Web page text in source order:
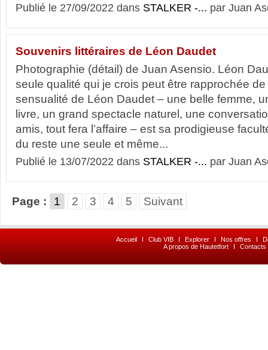
Publié le 27/09/2022 dans STALKER -... par Juan
Souvenirs littéraires de Léon Daudet
Photographie (détail) de Juan Asensio. Léon
seule qualité qui je crois peut être rapprochée
sensualité de Léon Daudet – une belle femme,
livre, un grand spectacle naturel, une
amis, tout fera l’affaire – est sa prodigieuse
du reste une seule et même...
Publié le 13/07/2022 dans STALKER -... par Juan
Page : 1 2 3 4 5 Suivant
Accueil I Club VIB I Explorer I Nos offres I
A propos de Hautetfort
I Contacts